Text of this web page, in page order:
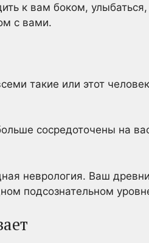
к вам боком,
с вами.
такие или этот
сосредоточены на
неврология. Ваш
подсознательном